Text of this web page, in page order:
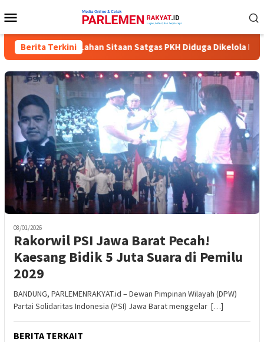
ke
Mobile
Berita Terkini
Hektare Lahan Sitaan Satgas PKH Diduga Dikelola PT IPK,
08/01/2026
Rakorwil PSI Jawa Barat Pecah!
Kaesang Bidik 5 Juta Suara di Pemilu
2029
BANDUNG, PARLEMENRAKYAT.id – Dewan Pimpinan Wilayah (DPW)
Partai Solidaritas Indonesia (PSI) Jawa Barat menggelar […]
BERITA TERKAIT